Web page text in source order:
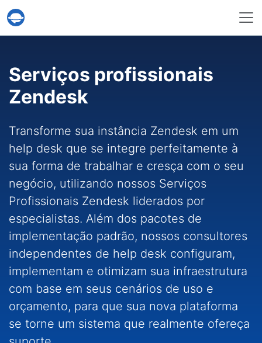
Serviço Help Desk Migration
Serviços profissionais
Zendesk
Transforme sua instância Zendesk em um
help desk que se integre perfeitamente à
sua forma de trabalhar e cresça com o seu
negócio, utilizando nossos Serviços
Profissionais Zendesk liderados por
especialistas. Além dos pacotes de
implementação padrão, nossos consultores
independentes de help desk configuram,
implementam e otimizam sua infraestrutura
com base em seus cenários de uso e
orçamento, para que sua nova plataforma
se torne um sistema que realmente ofereça